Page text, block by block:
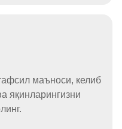
маъноси, келиб
яқинларингизни